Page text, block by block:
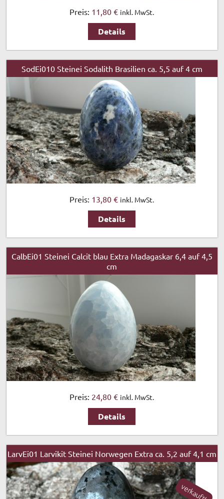
Preis: 11,80 € inkl. MwSt.
Details
SodEi010 Steinei Sodalith Brasilien ca. 5,5 auf 4 cm
Preis: 13,80 € inkl. MwSt.
Details
CalbEi01 Steinei Calcit blau Extra Madagaskar 6,4 auf 4,5
cm
Preis: 24,80 € inkl. MwSt.
Details
LarvEi01 Larvikit Steinei Norwegen Extra ca. 5,2 auf 4,1 cm
verkauft!